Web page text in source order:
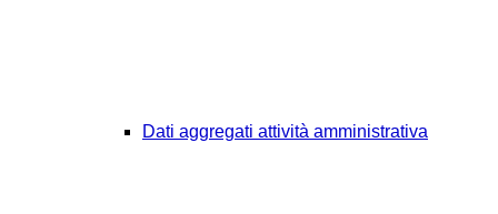
Dati aggregati attività amministrativa